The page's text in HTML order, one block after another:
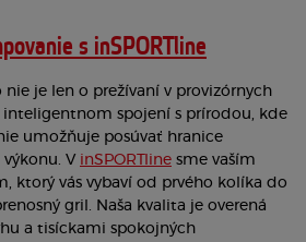
s inSPORTline
nie je len o prežívaní v provizórnych
spojení s prírodou, kde
umožňuje posúvať hranice
V inSPORTline sme vaším
ktorý vás vybaví od prvého kolíka do
gril. Naša kvalita je overená
a tisíckami spokojných